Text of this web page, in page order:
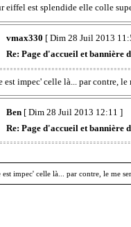
eiffel est splendide elle colle
vmax330 [ Dim 28 Juil 2013
Re: Page d'accueil et bannière
est impec' celle là... par contre,
Ben [ Dim 28 Juil 2013 12:11 ]
Re: Page d'accueil et bannière
impec' celle là... par contre, le me